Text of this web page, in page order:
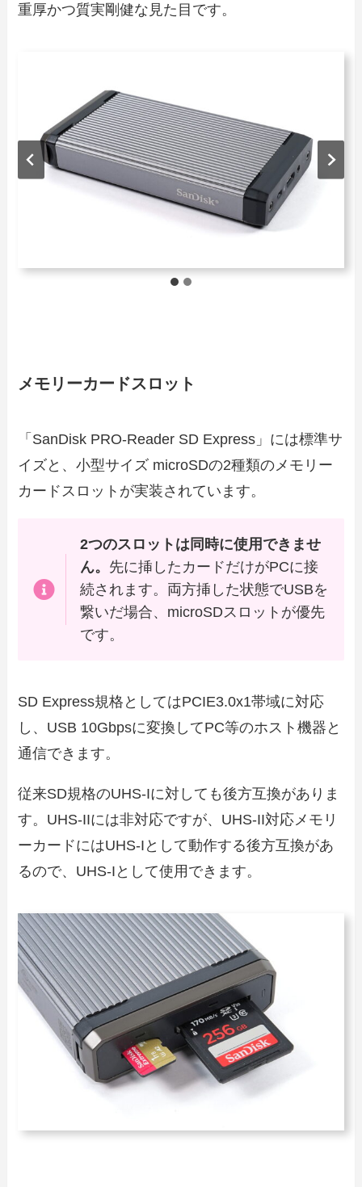
重厚かつ質実剛健な見た目です。
メモリーカードスロット
「SanDisk PRO-Reader SD Express」には標準サ
イズと、小型サイズ microSDの2種類のメモリー
カードスロットが実装されています。
2つのスロットは同時に使用できませ
ん。 先に挿したカードだけがPCに接
続されます。両方挿した状態でUSBを
繋いだ場合、microSDスロットが優先
です。
SD Express規格としてはPCIE3.0x1帯域に対応
し、USB 10Gbpsに変換してPC等のホスト機器と
通信できます。
従来SD規格のUHS-Iに対しても後方互換がありま
す。UHS-IIには非対応ですが、UHS-II対応メモリ
ーカードにはUHS-Iとして動作する後方互換があ
るので、UHS-Iとして使用できます。